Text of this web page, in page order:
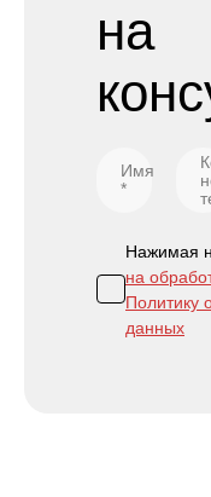
на
Имя
*
Нажимая
на
Политику
данных